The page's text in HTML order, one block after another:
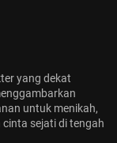
yang dekat
untuk menikah,
sejati di tengah